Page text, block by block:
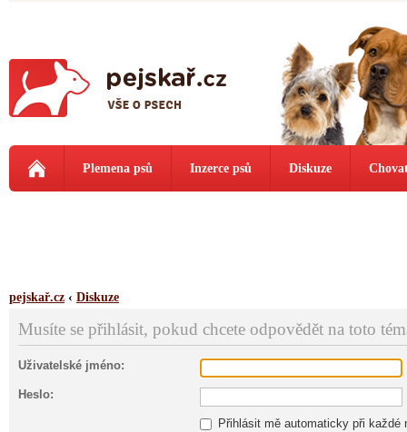
Plemena psů Inzerce psů Diskuze
pejskař.cz ‹ Diskuze
Musíte se přihlásit, pokud chcete odpovědět na toto
Uživatelské jméno:
Heslo:
Přihlásit mě automaticky při každé